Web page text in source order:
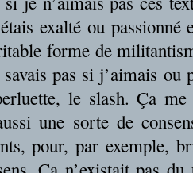
exalté ou
forme de
pas si j’aimais ou
le slash. Ça
une sorte de
pour, par exemple,